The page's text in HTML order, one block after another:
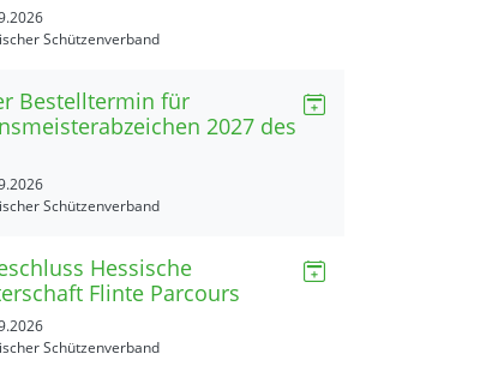
Schützenverband
Bestelltermin für
2027 des
Schützenverband
Hessische
Flinte Parcours
Schützenverband